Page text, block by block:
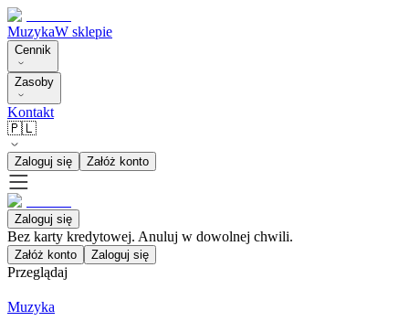
MuzykaW sklepie
Cennik
Zasoby
Kontakt
🇵🇱
Zaloguj się Załóż konto
Zaloguj się
Bez karty kredytowej. Anuluj w dowolnej chwili.
Załóż konto Zaloguj się
Przeglądaj
Muzyka